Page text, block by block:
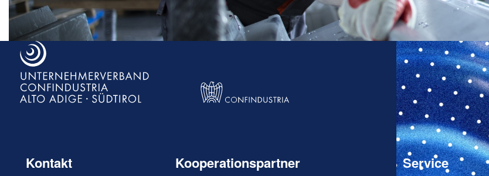
Kontakt Kooperationspartner Service